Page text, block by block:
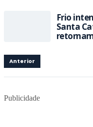
Frio
Santa
Anterior
Publicidade